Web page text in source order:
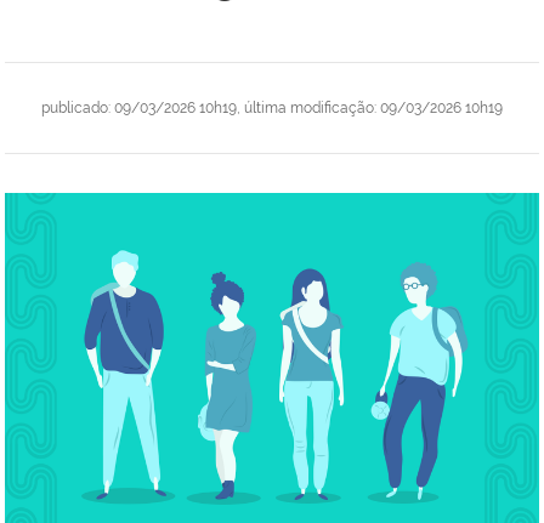
publicado: 09/03/2026 10h19 última modificação: 09/03/2026 10h19